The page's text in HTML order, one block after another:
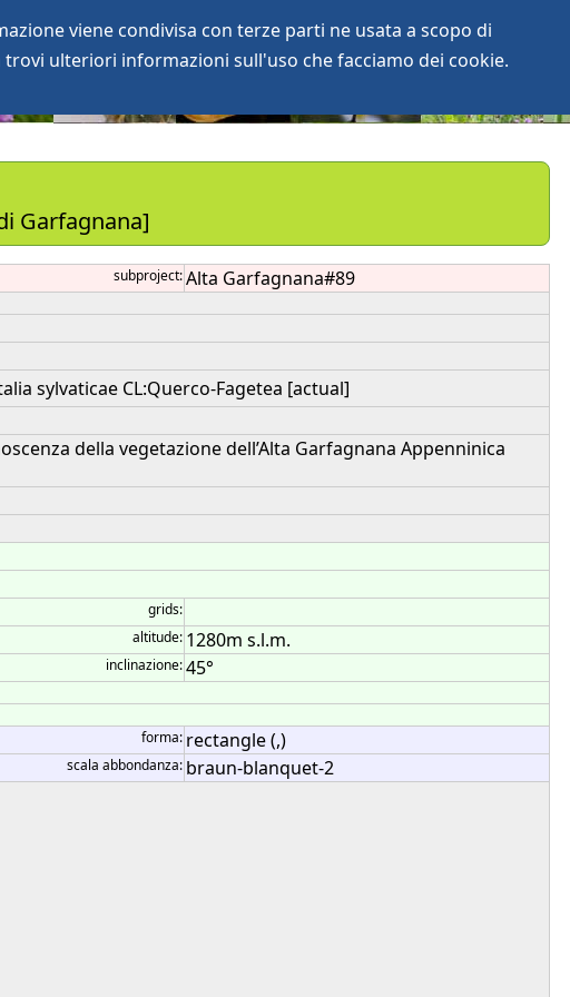
viene condivisa con terze parti ne usata a scopo di
ulteriori informazioni sull'uso che facciamo dei cookie.
login
anArchive
Garfagnana]
subproject:Alta Garfagnana#89
sylvaticae CL:Querco-Fagetea [actual]
della vegetazione dell’Alta Garfagnana Appenninica
grids:
altitude: 1280m s.l.m.
inclinazione:45°
forma: rectangle (,)
scala abbondanza: braun-blanquet-2